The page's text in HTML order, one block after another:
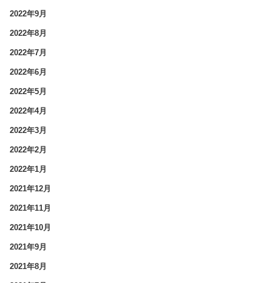
2022年9月
2022年8月
2022年7月
2022年6月
2022年5月
2022年4月
2022年3月
2022年2月
2022年1月
2021年12月
2021年11月
2021年10月
2021年9月
2021年8月